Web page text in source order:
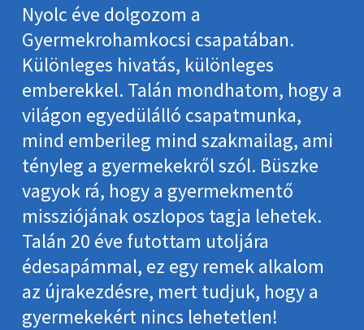
Nyolc éve dolgozom a
Gyermekrohamkocsi csapatában.
Különleges hivatás, különleges
emberekkel. Talán mondhatom, hogy a
világon egyedülálló csapatmunka,
mind emberileg mind szakmailag, ami
tényleg a gyermekekről szól. Büszke
vagyok rá, hogy a gyermekmentő
missziójának oszlopos tagja lehetek.
Talán 20 éve futottam utoljára
édesapámmal, ez egy remek alkalom
az újrakezdésre, mert tudjuk, hogy a
gyermekekért nincs lehetetlen!